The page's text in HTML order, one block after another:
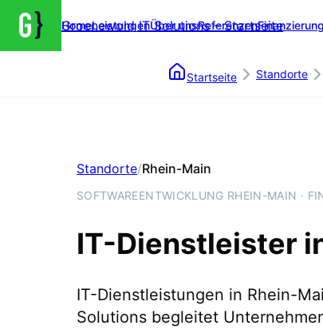
Groenewold IT Solutions – Startseite
HomeLeistungenÜber unsReferenzenFinanzierung
Startseite Standorte
Standorte/Rhein-Main
SOFTWAREENTWICKLUNG RHEIN-MAIN ·
IT-Dienstleister
IT-Dienstleistungen in Rhein-
Solutions begleitet